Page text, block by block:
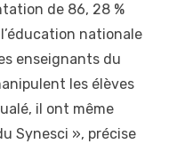
de 86, 28 %
nationale
enseignants du
les élèves
il ont même
Synesci », précise